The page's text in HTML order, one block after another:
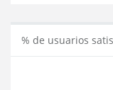
% de usuarios